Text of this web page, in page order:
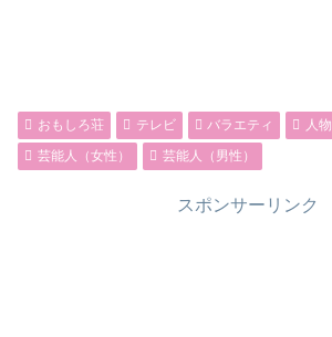
おもしろ荘 テレビ バラエティ 人物
芸能人（女性）
芸能人（男性）
スポンサーリンク